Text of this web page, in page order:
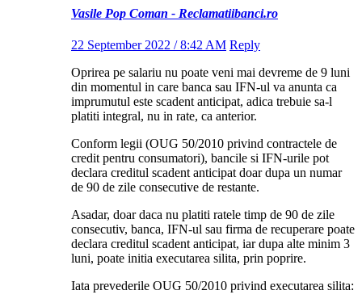
Vasile Pop Coman - Reclamatiibanci.ro
22 September 2022 / 8:42 AM Reply
Oprirea pe salariu nu poate veni mai devreme de 9 luni
din momentul in care banca sau IFN-ul va anunta ca
imprumutul este scadent anticipat, adica trebuie sa-l
platiti integral, nu in rate, ca anterior.
Conform legii (OUG 50/2010 privind contractele de
credit pentru consumatori), bancile si IFN-urile pot
declara creditul scadent anticipat doar dupa un numar
de 90 de zile consecutive de restante.
Asadar, doar daca nu platiti ratele timp de 90 de zile
consecutiv, banca, IFN-ul sau firma de recuperare poate
declara creditul scadent anticipat, iar dupa alte minim 3
luni, poate initia executarea silita, prin poprire.
Iata prevederile OUG 50/2010 privind executarea silita: